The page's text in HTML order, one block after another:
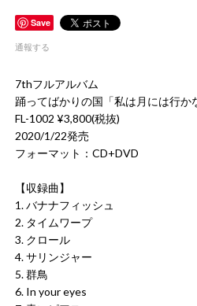
Save
通報する
7thフルアルバム
踊ってばかりの国「私は月には行か
FL-1002 ¥3,800(税抜)
2020/1/22発売
フォーマット：CD+DVD
【収録曲】
1. バナナフィッシュ
2. タイムワープ
3. クロール
4. サリンジャー
5. 群鳥
6. In your eyes